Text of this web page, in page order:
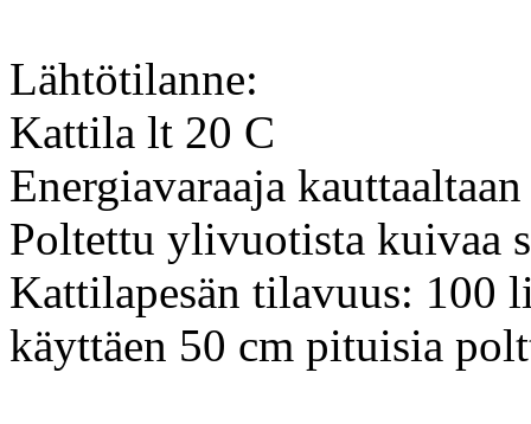
Lähtötilanne:
Kattila lt 20 C
Energiavaraaja
Poltettu ylivuotista kuivaa
Kattilapesän tilavuus: 100
käyttäen 50 cm pituisia